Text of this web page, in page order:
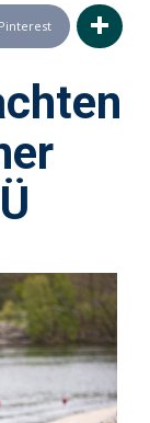
Pinterest